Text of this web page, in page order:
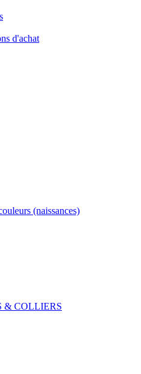
d'achat
(naissances)
& COLLIERS